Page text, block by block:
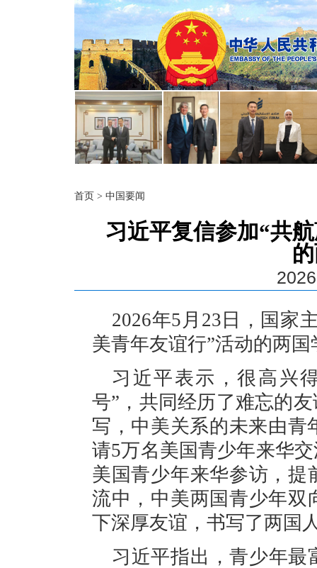
首页 > 中国要闻
习近平复信参加“共
2026年5月23日，国家
美青年友谊行”活动的两国
习近平表示，很高兴
号”，共同经历了难忘的
写，中美关系的未来由青
请5万名美国青少年来华
美国青少年来华参访，提
流中，中美两国青少年双
下深厚友谊，书写了两国
习近平指出，青少年最